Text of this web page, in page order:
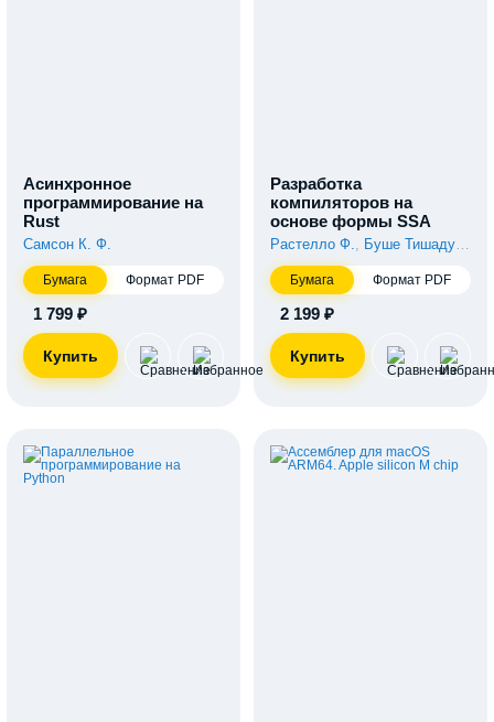
Асинхронное
программирование на
Rust
Самсон К. Ф.
Бумага Формат PDF
1 799 ₽
Разработка
компиляторов на
основе формы SSA
Растелло Ф., Буше Тишаду Ф.
Бумага Формат PDF
2 199 ₽